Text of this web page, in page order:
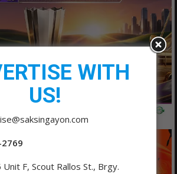
WITH
US!
F, Scout Rallos St., Brgy.